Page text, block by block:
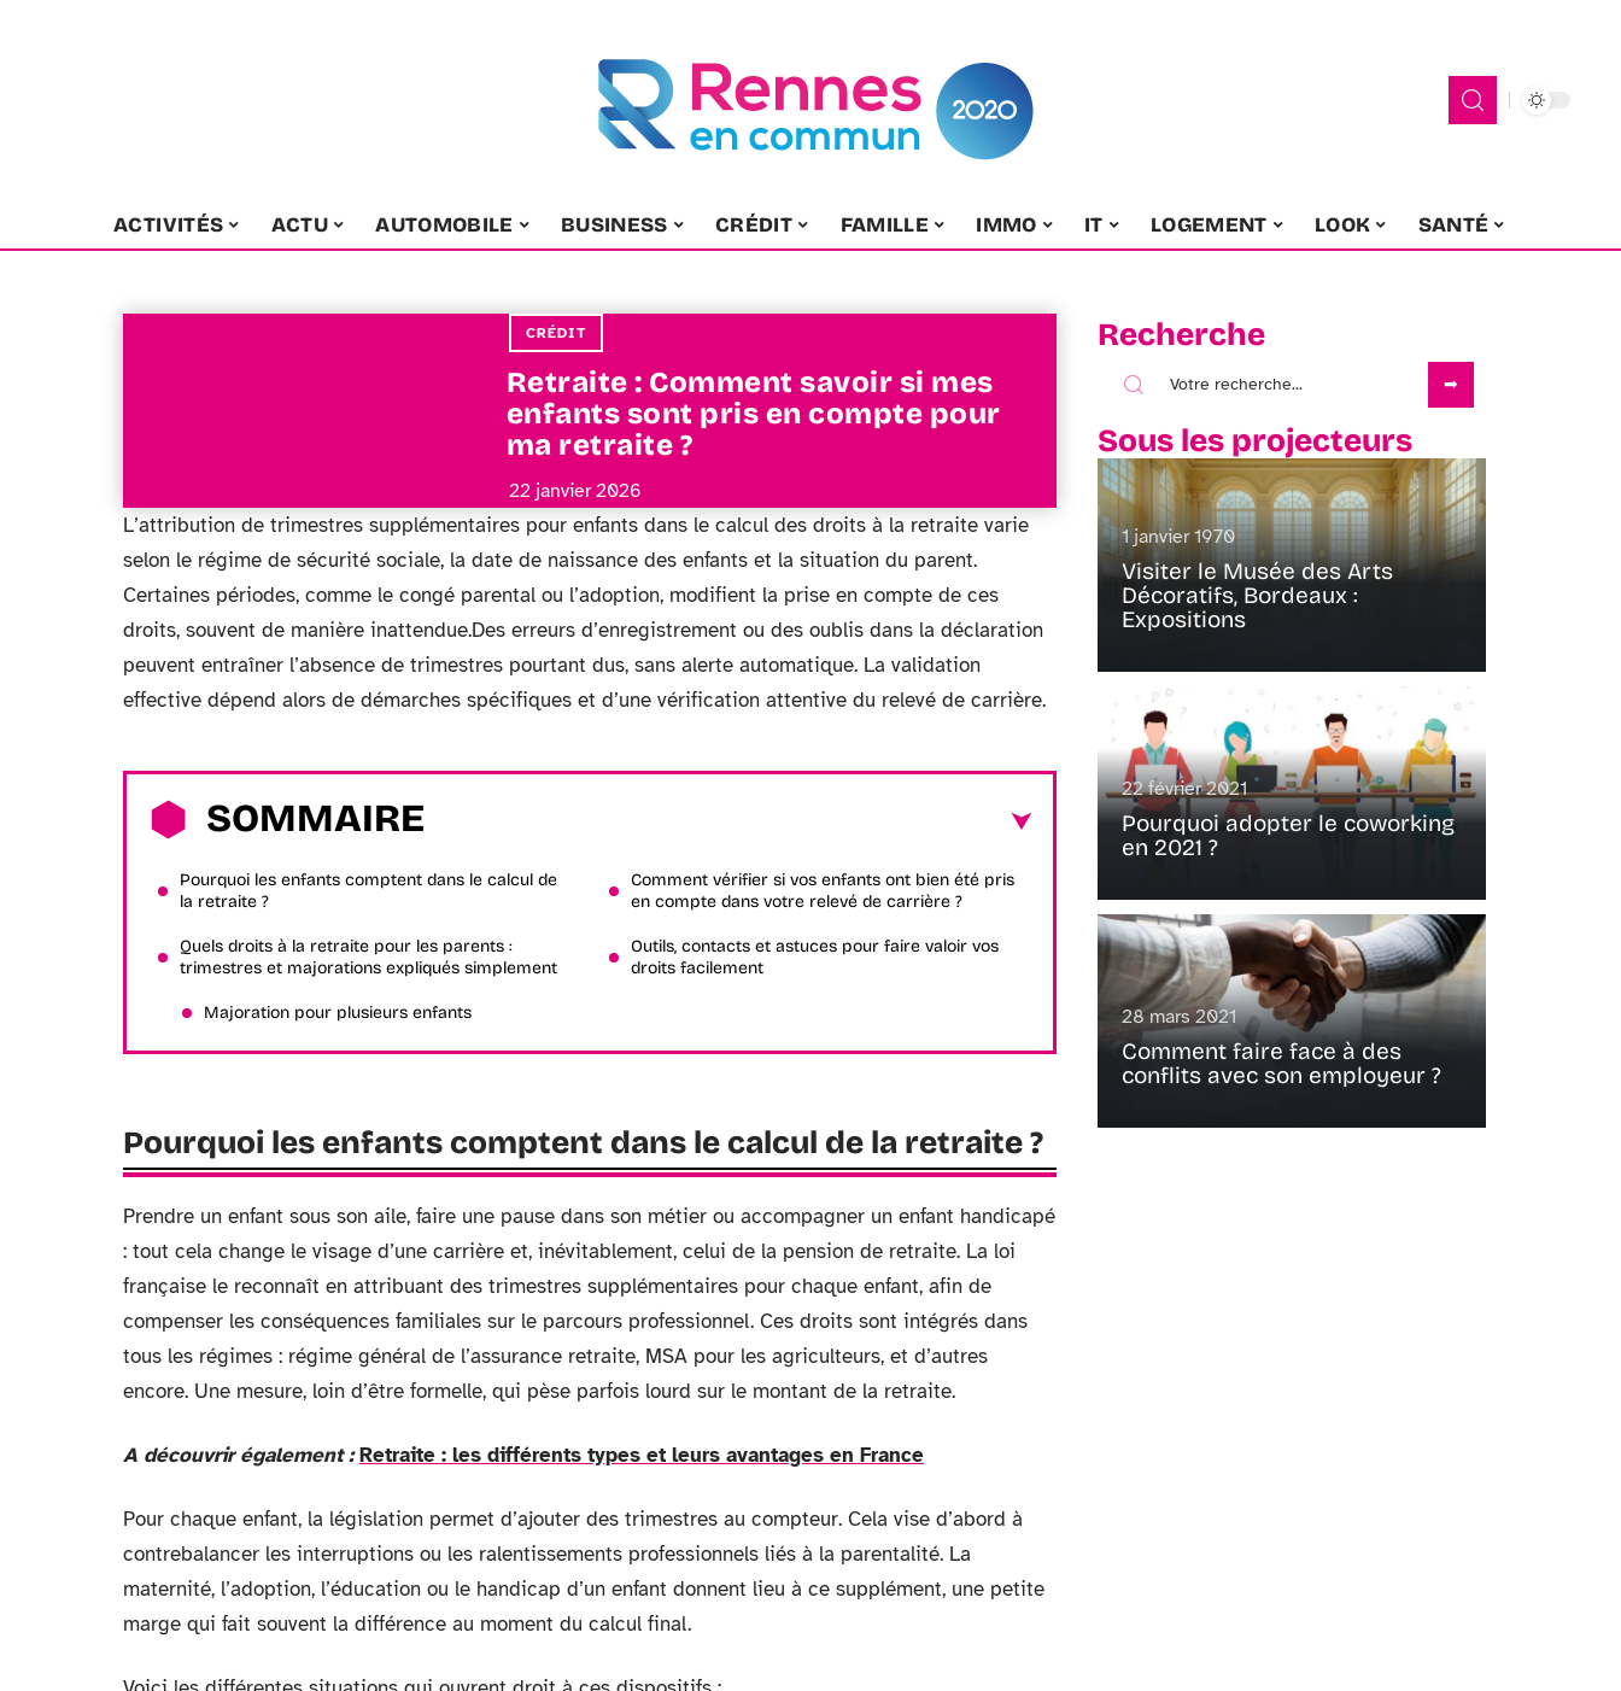
ACTIVITÉS ACTU AUTOMOBILE BUSINESS CRÉDIT FAMILLE IMMO IT LOGEMENT LOOK SANTÉ
CRÉDIT
Retraite : Comment savoir si mes
enfants sont pris en compte pour
ma retraite ?
22 janvier 2026
L’attribution de trimestres supplémentaires pour enfants dans le calcul des droits à la retraite varie
selon le régime de sécurité sociale, la date de naissance des enfants et la situation du parent.
Certaines périodes, comme le congé parental ou l’adoption, modifient la prise en compte de ces
droits, souvent de manière inattendue.Des erreurs d’enregistrement ou des oublis dans la déclaration
peuvent entraîner l’absence de trimestres pourtant dus, sans alerte automatique. La validation
effective dépend alors de démarches spécifiques et d’une vérification attentive du relevé de carrière.
SOMMAIRE
Pourquoi les enfants comptent dans le calcul de
la retraite ?
Quels droits à la retraite pour les parents :
trimestres et majorations expliqués simplement
Majoration pour plusieurs enfants
Comment vérifier si vos enfants ont bien été pris
en compte dans votre relevé de carrière ?
Outils, contacts et astuces pour faire valoir vos
droits facilement
Pourquoi les enfants comptent dans le calcul de la retraite ?
Prendre un enfant sous son aile, faire une pause dans son métier ou accompagner un enfant handicapé
: tout cela change le visage d’une carrière et, inévitablement, celui de la pension de retraite. La loi
française le reconnaît en attribuant des trimestres supplémentaires pour chaque enfant, afin de
compenser les conséquences familiales sur le parcours professionnel. Ces droits sont intégrés dans
tous les régimes : régime général de l’assurance retraite, MSA pour les agriculteurs, et d’autres
encore. Une mesure, loin d’être formelle, qui pèse parfois lourd sur le montant de la retraite.
A découvrir également : Retraite : les différents types et leurs avantages en France
Pour chaque enfant, la législation permet d’ajouter des trimestres au compteur. Cela vise d’abord à
contrebalancer les interruptions ou les ralentissements professionnels liés à la parentalité. La
maternité, l’adoption, l’éducation ou le handicap d’un enfant donnent lieu à ce supplément, une petite
marge qui fait souvent la différence au moment du calcul final.
Recherche
Sous les projecteurs
1 janvier 1970
Visiter le Musée des Arts
Décoratifs, Bordeaux :
Expositions
22 février 2021
Pourquoi adopter le coworking
en 2021 ?
28 mars 2021
Comment faire face à des
conflits avec son employeur ?